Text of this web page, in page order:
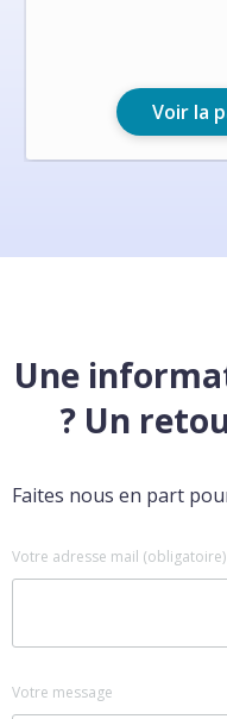
Voir la
Une
? Un
Faites nous en part
Votre adresse mail (obligatoire)
Votre message